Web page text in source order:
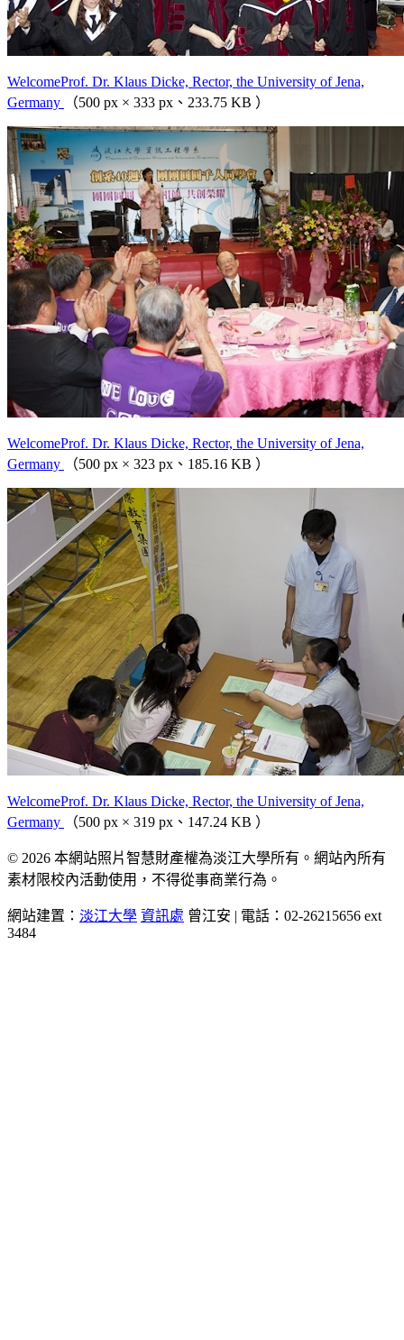
WelcomeProf. Dr. Klaus Dicke, Rector, the University of Jena,
Germany
（500 px × 333 px、233.75 KB ）
WelcomeProf. Dr. Klaus Dicke, Rector, the University of Jena,
Germany
（500 px × 323 px、185.16 KB ）
WelcomeProf. Dr. Klaus Dicke, Rector, the University of Jena,
Germany
（500 px × 319 px、147.24 KB ）
© 2026 本網站照片智慧財產權為淡江大學所有。網站內所有
素材限校內活動使用，不得從事商業行為。
網站建置： 淡江大學 資訊處 曾江安 | 電話：02-26215656 ext
3484